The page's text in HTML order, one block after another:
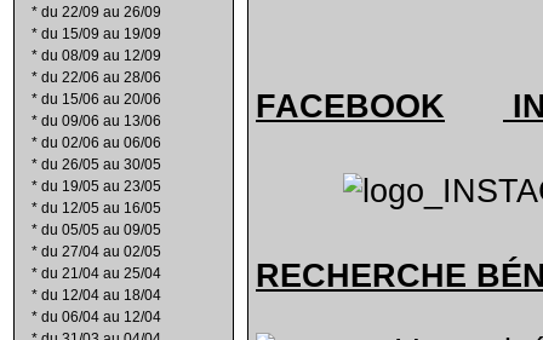
* du 22/09 au 26/09
* du 15/09 au 19/09
* du 08/09 au 12/09
* du 22/06 au 28/06
* du 15/06 au 20/06
* du 09/06 au 13/06
* du 02/06 au 06/06
* du 26/05 au 30/05
* du 19/05 au 23/05
* du 12/05 au 16/05
* du 05/05 au 09/05
* du 27/04 au 02/05
* du 21/04 au 25/04
* du 12/04 au 18/04
* du 06/04 au 12/04
FACEBOOK
RECHERCHE BÉ